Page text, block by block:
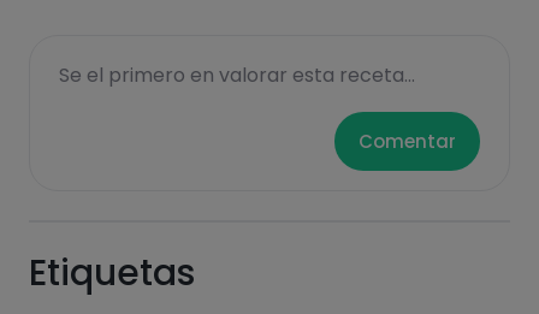
Se el primero en valorar esta receta...
Comentar
Etiquetas